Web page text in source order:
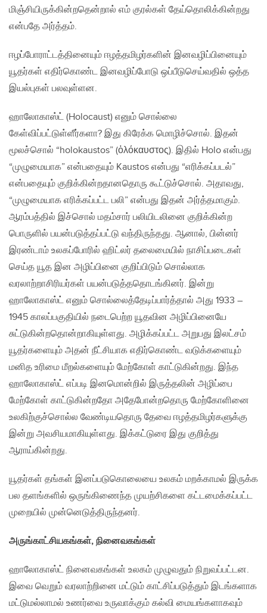
மிஞ்சியிருக்கின்றதென்றால் எம் குரல்கள் தேய்தொலிக்கின்றது
என்பதே அர்த்தம்.
ஈழப்போராட்டத்தினையும் ஈழத்தமிழர்களின் இனவழிப்பினையும்
யூதர்கள் எதிர்கொண்ட இனவழிப்போடு ஒப்பீடுசெய்வதில் ஒத்த
இயல்புகள் பலவுள்ளன.
ஹாலோகாஸ்ட் (Holocaust) எனும் சொல்லை
கேள்விப்பட்டுள்ளீர்களா? இது கிரேக்க மொழிச்சொல். இதன்
மூலச்சொல் “holokaustos” (ὁλόκαυστος). இதில் Holo என்பது
“முழுமையாக” என்பதையும் Kaustos என்பது “எரிக்கப்படல்”
என்பதையும் குறிக்கின்றதானதொரு கூட்டுச்சொல். அதாவது,
“முழுமையாக எரிக்கப்பட்ட பலி” என்பது இதன் அர்த்தமாகும்.
ஆரம்பத்தில் இச்சொல் மதம்சார் பலியிடலினை குறிக்கின்ற
பொருளில் பயன்படுத்தப்பட்டு வந்திருந்தது. ஆனால், பின்னர்
இரண்டாம் உலகப்போரில் ஹிட்லர் தலைமையில் நாசிப்படைகள்
செய்த யூத இன அழிப்பினை குறிப்பிடும் சொல்லாக
வரலாற்றாசிரியர்கள் பயன்படுத்ததொடங்கினர். இன்று
ஹாலோகாஸ்ட் எனும் சொல்லைத்தேடிப்பார்த்தால் அது 1933 –
1945 காலப்பகுதியில் நடைபெற்ற யூதவின அழிப்பினையே
சுட்டுகின்றதொன்றாகியுள்ளது. அழிக்கப்பட்ட அறுபது இலட்சம்
யூதர்களையும் அதன் நீட்சியாக எதிர்கொண்ட வடுக்களையும்
மனித உரிமை மீறல்களையும் மேற்கோள் காட்டுகின்றது. இந்த
ஹாலோகாஸ்ட் எப்படி இனமொன்றில் இருத்தலின் அழிப்பை
மேற்கோள் காட்டுகின்றதோ அதேபோன்றதொரு மேற்கோளினை
உலகிற்குச்சொல்ல வேண்டியதொரு தேவை ஈழத்தமிழர்களுக்கு
இன்று அவசியமாகியுள்ளது. இக்கட்டுரை இது குறித்து
ஆராய்கின்றது.
யூதர்கள் தங்கள் இனப்படுகொலையை உலகம் மறக்காமல் இருக்க
பல தளங்களில் ஒருங்கிணைந்த முயற்சிகளை கட்டமைக்கப்பட்ட
முறையில் முன்னெடுத்திருந்தனர்.
அருங்காட்சியகங்கள், நினைவகங்கள்
ஹாலோகாஸ்ட் நினைவகங்கள் உலகம் முழுவதும் நிறுவப்பட்டன.
இவை வெறும் வரலாற்றினை மட்டும் காட்சிப்படுத்தும் இடங்களாக
மட்டுமல்லாமல் உணர்வை உருவாக்கும் கல்வி மையங்களாகவும்